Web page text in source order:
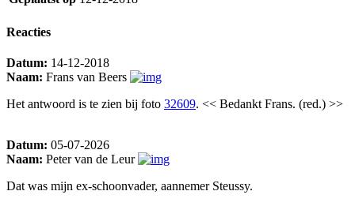
Reacties
Datum: 14-12-2018
Naam: Frans van Beers
Het antwoord is te zien bij foto 32609. << Bedankt Frans. (red.) >>
Datum: 05-07-2026
Naam: Peter van de Leur
Dat was mijn ex-schoonvader, aannemer Steussy.